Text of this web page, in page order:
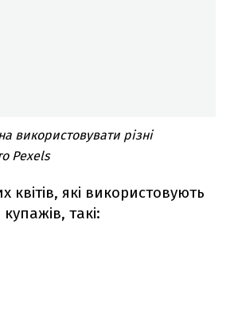
використовувати різні
Pexels
квітів, які використовують
такі: